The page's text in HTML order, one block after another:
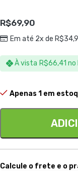
R$69,90
Em até 2x de R$
À vista R$66,41 no
Apenas 1 em
Calcule o frete e o